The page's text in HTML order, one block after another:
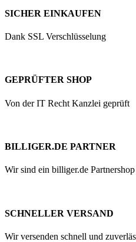
SICHER EINKAUFEN
Dank SSL Verschlüsselung
GEPRÜFTER SHOP
Von der IT Recht Kanzlei geprüft
BILLIGER.DE PARTNER
Wir sind ein billiger.de Partnershop
SCHNELLER VERSAND
Wir versenden schnell und